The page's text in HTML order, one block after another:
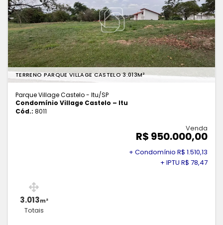
TERRENO PARQUE VILLAGE CASTELO 3.013M²
Parque Village Castelo - Itu/SP
Condomínio Village Castelo – Itu
Cód.: 8011
Venda
R$ 950.000,00
+ Condomínio R$ 1.510,13
+ IPTU R$ 78,47
3.013m²
Totais